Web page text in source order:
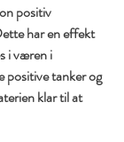
positiv
har en effekt
i væren i
positive tanker og
klar til at